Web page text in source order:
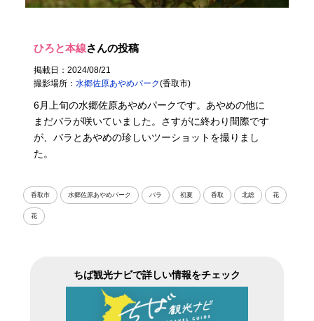
ひろと本線さんの投稿
掲載日：2024/08/21
撮影場所：水郷佐原あやめパーク(香取市)
6月上旬の水郷佐原あやめパークです。あやめの他に
まだバラが咲いていました。さすがに終わり間際です
が、バラとあやめの珍しいツーショットを撮りまし
た。
香取市 水郷佐原あやめパーク バラ 初夏 香取 北総 花
花
ちば観光ナビで詳しい情報をチェック